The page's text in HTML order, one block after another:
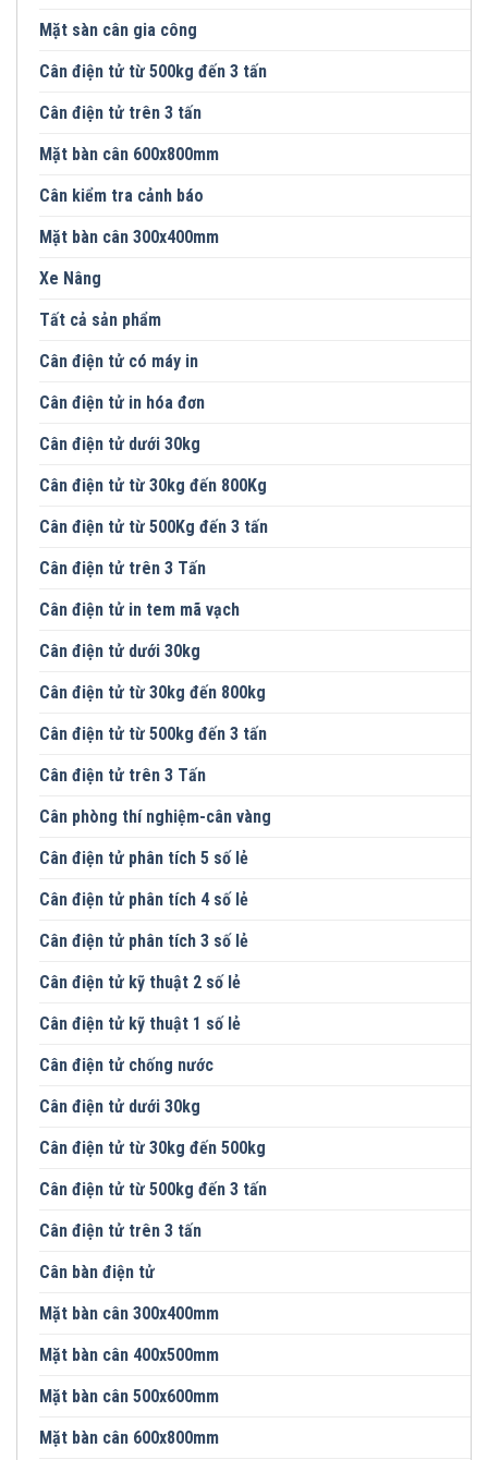
Mặt sàn cân gia công
Cân điện tử từ 500kg đến 3 tấn
Cân điện tử trên 3 tấn
Mặt bàn cân 600x800mm
Cân kiểm tra cảnh báo
Mặt bàn cân 300x400mm
Xe Nâng
Tất cả sản phẩm
Cân điện tử có máy in
Cân điện tử in hóa đơn
Cân điện tử dưới 30kg
Cân điện tử từ 30kg đến 800Kg
Cân điện tử từ 500Kg đến 3 tấn
Cân điện tử trên 3 Tấn
Cân điện tử in tem mã vạch
Cân điện tử dưới 30kg
Cân điện tử từ 30kg đến 800kg
Cân điện tử từ 500kg đến 3 tấn
Cân điện tử trên 3 Tấn
Cân phòng thí nghiệm-cân vàng
Cân điện tử phân tích 5 số lẻ
Cân điện tử phân tích 4 số lẻ
Cân điện tử phân tích 3 số lẻ
Cân điện tử kỹ thuật 2 số lẻ
Cân điện tử kỹ thuật 1 số lẻ
Cân điện tử chống nước
Cân điện tử dưới 30kg
Cân điện tử từ 30kg đến 500kg
Cân điện tử từ 500kg đến 3 tấn
Cân điện tử trên 3 tấn
Cân bàn điện tử
Mặt bàn cân 300x400mm
Mặt bàn cân 400x500mm
Mặt bàn cân 500x600mm
Mặt bàn cân 600x800mm